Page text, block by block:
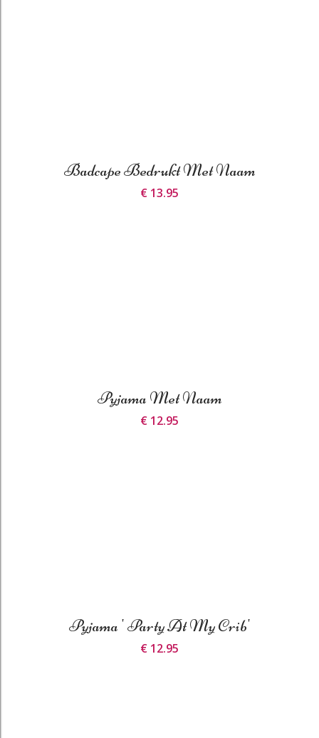
Badcape Bedrukt Met Naam
€ 13.95
Pyjama Met Naam
€ 12.95
Pyjama ' Party At My Crib'
€ 12.95